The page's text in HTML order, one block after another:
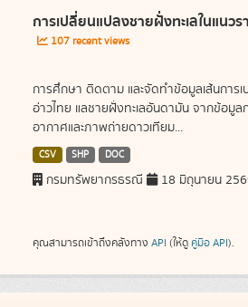
การเปลี่ยนแปลงชายฝั่งทะเลในแนวร
107 recent views
การศึกษา ติดตาม และจัดทำข้อมูลเส้นการเ
อ่าวไทย แลชายฝั่งทะเลอันดามัน จากข้อมู
อากาศและภาพถ่ายดาวเทียม...
CSV SHP DOC
กรมทรัพยากรธรณี 18 มิถุนายน
คุณสามารถเข้าถึงคลังทาง API (ให้ดู คู่มือ API).